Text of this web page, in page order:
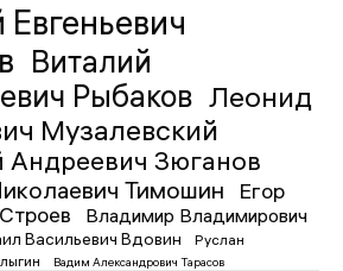
Виталий
Рыбаков Леонид
Музалевский
Андреевич Зюганов
Тимошин
Егор
Владимир Владимирович
Васильевич Вдовин
Руслан
Вадим Александрович Тарасов